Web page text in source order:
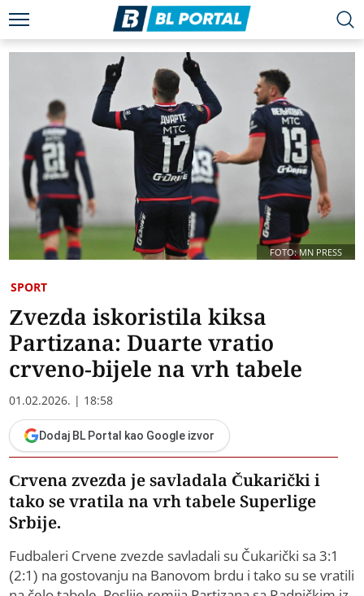
FOTO: MN PRESS
SPORT
Zvezda iskoristila kiksa
Partizana: Duarte vratio
crveno-bijele na vrh tabele
01.02.2026. | 18:58
Dodaj BL Portal kao Google izvor
Crvena zvezda je savladala Čukarički i
tako se vratila na vrh tabele Superlige
Srbije.
Fudbaleri Crvene zvezde savladali su Čukarički sa 3:1
(2:1) na gostovanju na Banovom brdu i tako su se vratili